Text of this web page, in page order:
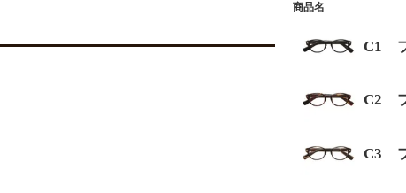
商品名
C1
C2
C3